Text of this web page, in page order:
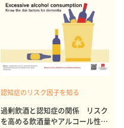
認知症のリスク因子を知る
過剰飲酒と認知症の関係 リスク
を高める飲酒量やアルコール性認